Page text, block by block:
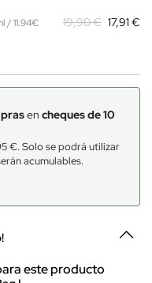
/ 11.94€ 19,90 € 17,91 €
en cheques de 10
€. Solo se podrá utilizar
acumulables.
este producto